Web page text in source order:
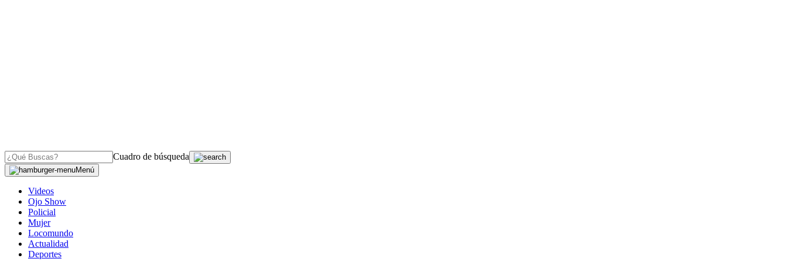
Cuadro de búsqueda
Menú
Videos
Ojo Show
Policial
Mujer
Locomundo
Actualidad
Deportes